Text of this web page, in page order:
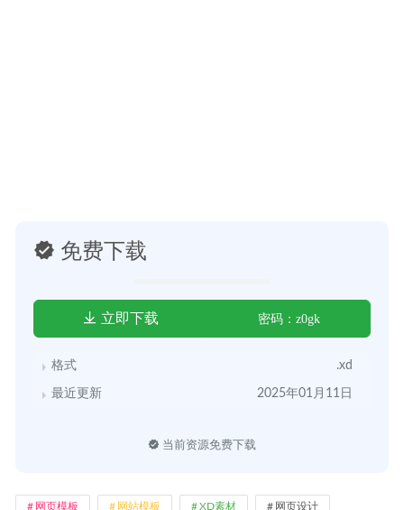
免费下载
立即下载 密码：z0gk
格式 .xd
最近更新 2025年01月11日
当前资源免费下载
网页模板 网站模板 XD素材 网页设计